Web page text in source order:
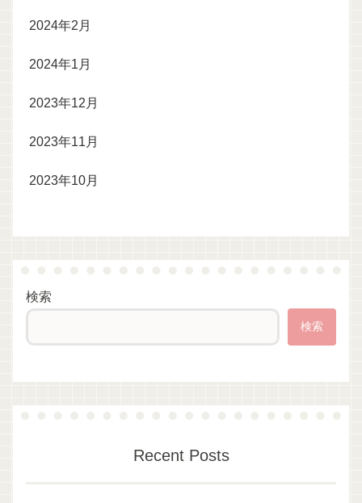
2024年2月
2024年1月
2023年12月
2023年11月
2023年10月
検索
検索
Recent Posts